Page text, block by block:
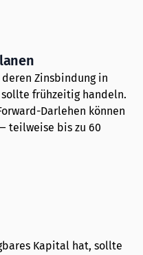
Zinsbindung in
frühzeitig handeln.
Darlehen können
teilweise bis zu 60
Kapital hat, sollte